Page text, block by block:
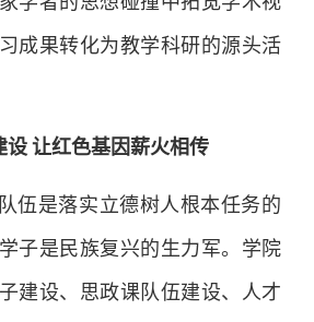
成果转化为教学科研的源头活
设 让红色基因薪火相传
伍是落实立德树人根本任务的
子是民族复兴的生力军。学院
建设、思政课队伍建设、人才